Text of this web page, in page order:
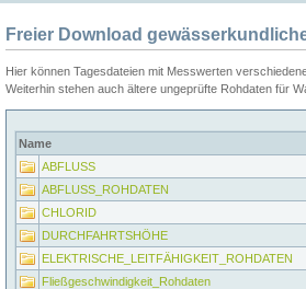
Freier Download
Hier können Tagesdateien mit Messwerten
Weiterhin stehen auch ältere ungeprüfte Rohdaten für
Name
ABFLUSS
ABFLUSS_ROHDATEN
CHLORID
DURCHFAHRTSHÖHE
ELEKTRISCHE_LEITFÄHIGKEIT_ROHDATEN
Fließgeschwindigkeit_Rohdaten